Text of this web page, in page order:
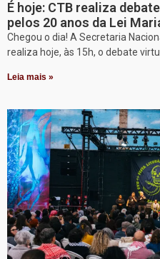
É hoje: CTB realiza
pelos 20 anos da Lei
Chegou o dia! A Secretaria
realiza hoje, às 15h, o debate
Leia mais »